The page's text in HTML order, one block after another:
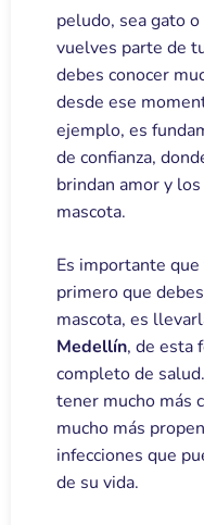
peludo, sea gato
vuelves parte de
debes conocer
desde ese
ejemplo, es
de confianza,
brindan amor y
mascota.
Es importante
primero que
mascota, es
Medellín, de esta
completo de
tener mucho más
mucho más
infecciones que
de su vida.